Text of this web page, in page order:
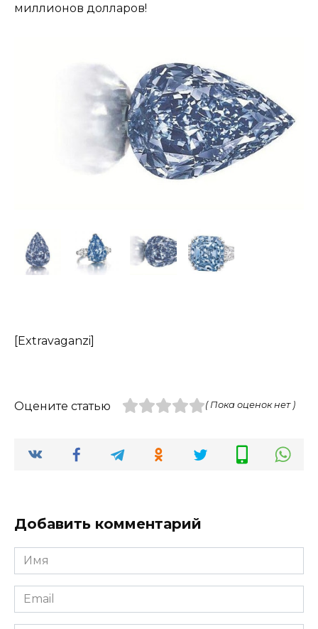
миллионов долларов!
[Extravaganzi]
Оцените статью ( Пока оценок нет )
Добавить комментарий
Имя
*
Email
*